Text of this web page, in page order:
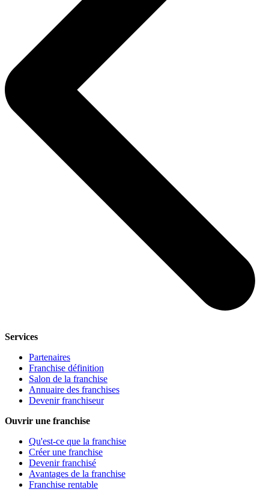
Services
Partenaires
Franchise définition
Salon de la franchise
Annuaire des franchises
Devenir franchiseur
Ouvrir une franchise
Qu'est-ce que la franchise
Créer une franchise
Devenir franchisé
Avantages de la franchise
Franchise rentable